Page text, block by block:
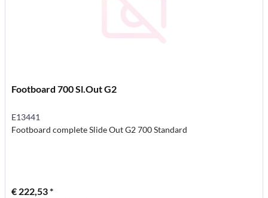
Footboard 700 Sl.Out G2
E13441
Footboard complete Slide Out G2 700 Standard
€ 222,53 *